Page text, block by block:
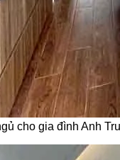
cho gia đình Anh